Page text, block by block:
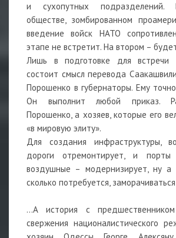
и сухопутных подразделений.
обществе, зомбированном
введение войск НАТО
этапе не встретит. На втором –
Лишь в подготовке для
состоит смысл перевода
Порошенко в губернаторы. Ему
Он выполнит любой приказ.
Порошенко, а хозяев, которые его
«в мировую элиту».
Для создания инфраструктуры,
дороги отремонтирует, и
воздушные – модернизирует, ну а
сколько потребуется,
…А история с
свержения националистического